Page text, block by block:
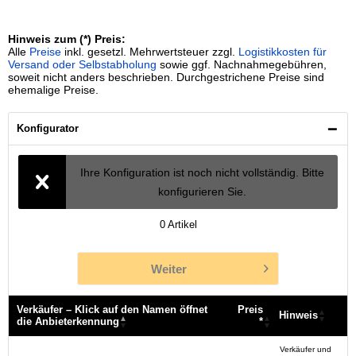
Hinweis zum (*) Preis:
Alle Preise inkl. gesetzl. Mehrwertsteuer zzgl. Logistikkosten für
Versand oder Selbstabholung sowie ggf. Nachnahmegebühren,
soweit nicht anders beschrieben. Durchgestrichene Preise sind
ehemalige Preise.
Konfigurator
Ihre Konfiguration ist noch nicht vollständig. Bitte
konfigurieren Sie.
0 Artikel
Weiter
Verkäufer – Klick auf den Namen öffnet
die Anbieterkennung
Preis
*
Hinweis
Verkäufer und